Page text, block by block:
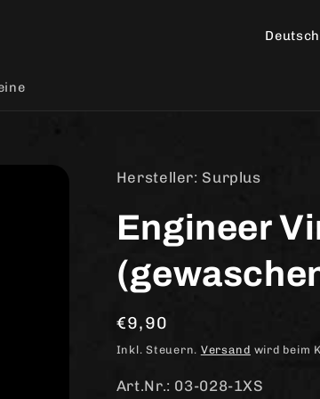
L
R
g
o
Hersteller: Surplus
Engineer
Normaler
Preis
€9,90
Inkl. Steuern. Versand wird beim
Art.Nr.: 03-028-1XS